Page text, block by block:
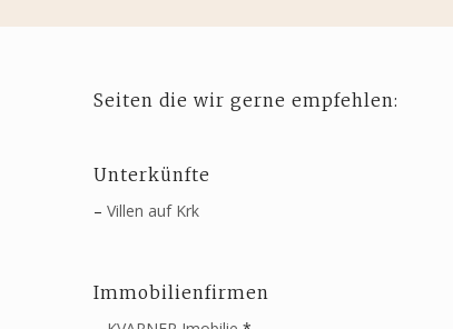
Seiten die wir gerne empfehlen:
Unterkünfte
– Villen auf Krk
Immobilienfirmen